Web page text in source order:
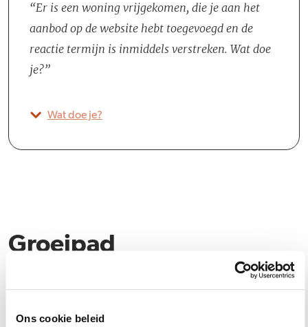
Ons cookie beleid
Er is een woning vrijgekomen, die je aan het
aanbod op de website hebt toegevoegd en de
reactie termijn is inmiddels verstreken. Wat doe
je?
Wat doe je?
Groeipad
Er zijn bij ons verschillende mogelijkheden om jezelf te ontwikkelen
en te groeien in je carrière. We hebben een speciaal
opleidingsbudget dat gebruikt kan worden voor vakgerichte